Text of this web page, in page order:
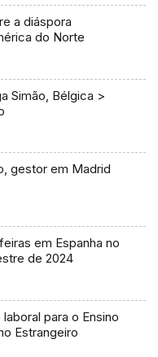
a diáspora
do Norte
Simão, Bélgica >
gestor em Madrid
em Espanha no
de 2024
para o Ensino
Estrangeiro